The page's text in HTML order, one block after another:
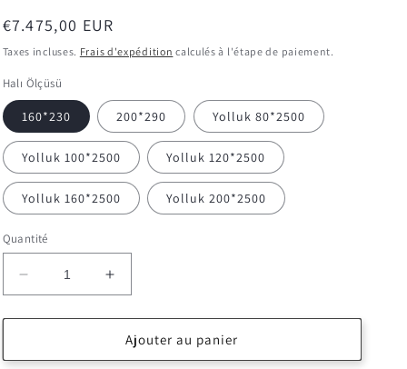
Prix
habituel
€7.475,00 EUR
Taxes incluses. Frais d'expédition calculés à l'étape de paiement.
Halı Ölçüsü
160*230 200*290 Yolluk 80*2500
Yolluk 100*2500 Yolluk 120*2500
Yolluk 160*2500 Yolluk 200*2500
Quantité
Réduire
la
quantité
Dekoratif
Augmenter
la
quantité
de
Dekoratif
Ajouter au panier